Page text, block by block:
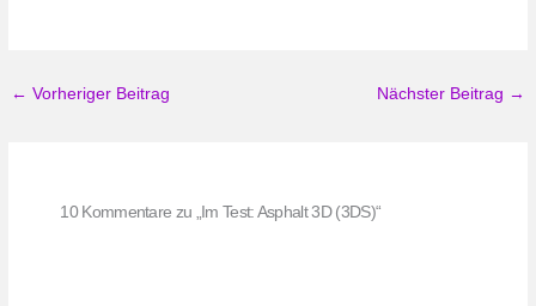
← Vorheriger Beitrag Nächster Beitrag →
10 Kommentare zu „Im Test: Asphalt 3D (3DS)“